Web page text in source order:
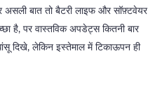
बात तो बैटरी लाइफ और सॉफ़्टवेयर
है, पर वास्तविक अपडेट्स कितनी बार
दिखे, लेकिन इस्तेमाल में टिकाऊपन ही